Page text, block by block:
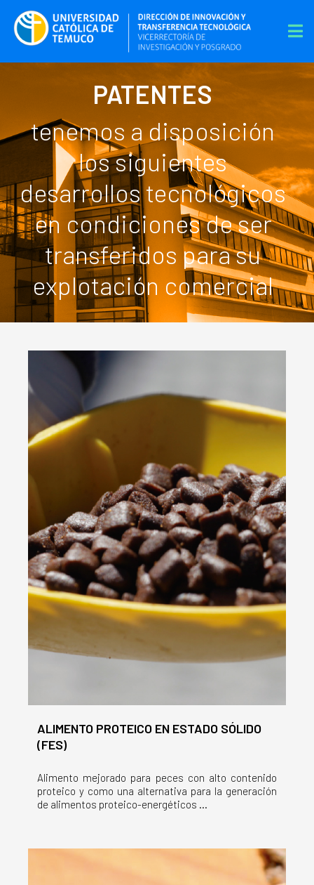
PATENTES
tenemos a disposición
los siguientes
desarrollos tecnológicos
en condiciones de ser
transferidos para su
explotación comercial
ALIMENTO PROTEICO EN ESTADO SÓLIDO
(FES)
Alimento mejorado para peces con alto contenido
proteico y como una alternativa para la generación
de alimentos proteico-energéticos ...